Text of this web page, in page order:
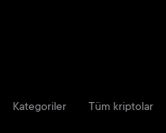
Kategoriler Tüm kriptolar